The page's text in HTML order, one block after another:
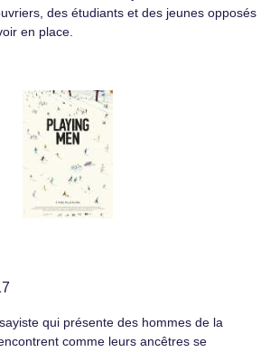
des étudiants et des jeunes opposés
en place.
qui présente des hommes de la
comme leurs ancêtres se